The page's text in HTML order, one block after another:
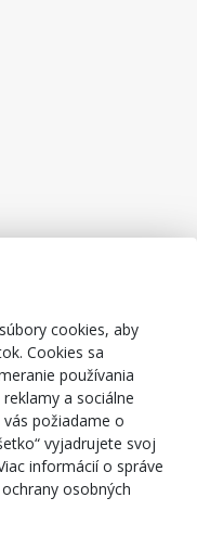
cookies, aby
Cookies sa
používania
a sociálne
požiadame o
vyjadrujete svoj
informácií o správe
osobných